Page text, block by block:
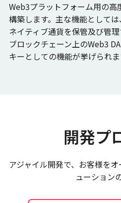
Web3プラットフォーム用の高
構築します。主な機能として
ネイティブ通貨を保管及び管
ブロックチェーン上のWeb3
キーとしての機能が挙げられま
開発プ
アジャイル開発で、お客様を
ューションの